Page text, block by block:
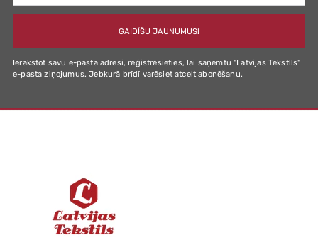
GAIDĪŠU JAUNUMUS!
Ierakstot savu e-pasta adresi, reģistrēsieties, lai saņemtu "Latvijas Tekstlls"
e-pasta ziņojumus. Jebkurā brīdī varēsiet atcelt abonēšanu.